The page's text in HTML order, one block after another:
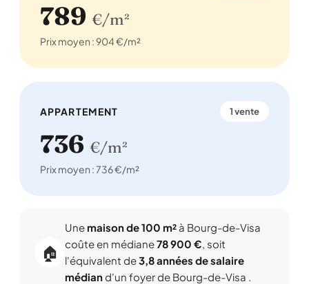
789 €/m²
Prix moyen : 904 €/m²
APPARTEMENT 1 vente
736 €/m²
Prix moyen : 736 €/m²
🏠
Une maison de 100 m² à Bourg-de-Visa
coûte en médiane78 900 €, soit
l'équivalent de3,8 années de salaire
médiand'un foyer de Bourg-de-Visa .